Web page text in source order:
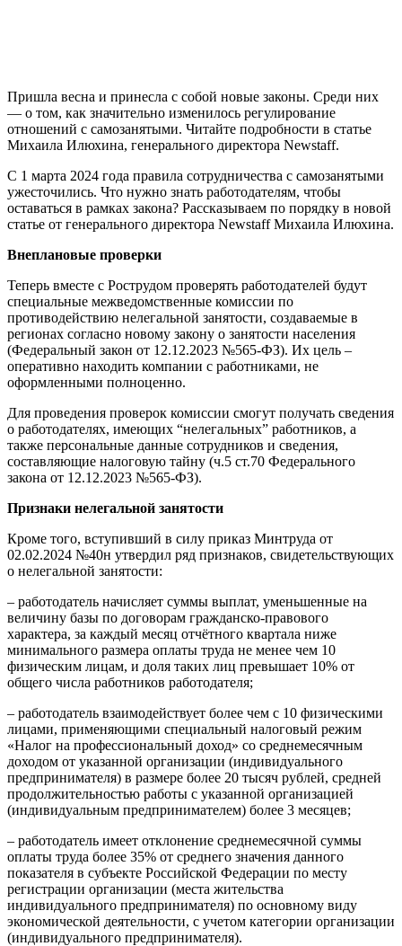
Пришла весна и принесла с собой новые законы. Среди них
— о том, как значительно изменилось регулирование
отношений с самозанятыми. Читайте подробности в статье
Михаила Илюхина, генерального директора Newstaff.
С 1 марта 2024 года правила сотрудничества с самозанятыми
ужесточились. Что нужно знать работодателям, чтобы
оставаться в рамках закона? Рассказываем по порядку в новой
статье от генерального директора Newstaff Михаила Илюхина.
Внеплановые проверки
Теперь вместе с Рострудом проверять работодателей будут
специальные межведомственные комиссии по
противодействию нелегальной занятости, создаваемые в
регионах согласно новому закону о занятости населения
(Федеральный закон от 12.12.2023 №565-ФЗ). Их цель –
оперативно находить компании с работниками, не
оформленными полноценно.
Для проведения проверок комиссии смогут получать сведения
о работодателях, имеющих “нелегальных” работников, а
также персональные данные сотрудников и сведения,
составляющие налоговую тайну (ч.5 ст.70 Федерального
закона от 12.12.2023 №565-ФЗ).
Признаки нелегальной занятости
Кроме того, вступивший в силу приказ Минтруда от
02.02.2024 №40н утвердил ряд признаков, свидетельствующих
о нелегальной занятости:
– работодатель начисляет суммы выплат, уменьшенные на
величину базы по договорам гражданско-правового
характера, за каждый месяц отчётного квартала ниже
минимального размера оплаты труда не менее чем 10
физическим лицам, и доля таких лиц превышает 10% от
общего числа работников работодателя;
– работодатель взаимодействует более чем с 10 физическими
лицами, применяющими специальный налоговый режим
«Налог на профессиональный доход» со среднемесячным
доходом от указанной организации (индивидуального
предпринимателя) в размере более 20 тысяч рублей, средней
продолжительностью работы с указанной организацией
(индивидуальным предпринимателем) более 3 месяцев;
– работодатель имеет отклонение среднемесячной суммы
оплаты труда более 35% от среднего значения данного
показателя в субъекте Российской Федерации по месту
регистрации организации (места жительства
индивидуального предпринимателя) по основному виду
экономической деятельности, с учетом категории организации
(индивидуального предпринимателя).